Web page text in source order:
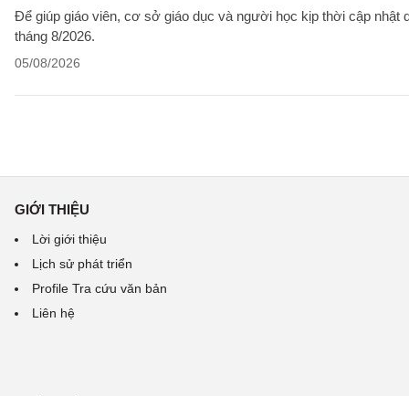
Để giúp giáo viên, cơ sở giáo dục và người học kịp thời cập
tháng 8/2026.
05/08/2026
GIỚI THIỆU
Lời giới thiệu
Lịch sử phát triển
Profile Tra cứu văn bản
Liên hệ